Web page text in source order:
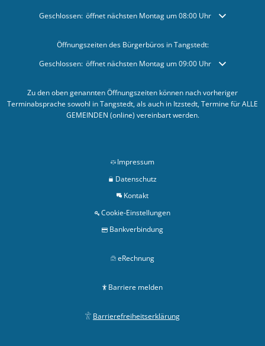
Klicken, um weitere Öffnungs- oder Schließzeiten auszublenden
Geschlossen: öffnet nächsten Montag um 08:00 Uhr
Öffnungszeiten des Bürgerbüros in Tangstedt:
Klicken, um weitere Öffnungs- oder Schließzeiten auszublenden
Geschlossen: öffnet nächsten Montag um 09:00 Uhr
Zu den oben genannten Öffnungszeiten können nach vorheriger
Terminabsprache sowohl in Tangstedt, als auch in Itzstedt, Termine für ALLE
GEMEINDEN (online) vereinbart werden.
Impressum
Datenschutz
Kontakt
Cookie-Einstellungen
Bankverbindung
eRechnung
Barriere melden
Barrierefreiheitserklärung